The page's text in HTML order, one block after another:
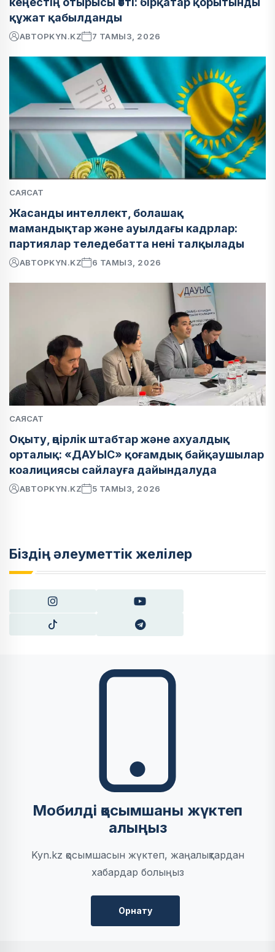
құжат қабылданды
АВТОРKYN.KZ 7 ТАМЫЗ, 2026
САЯСАТ
Жасанды интеллект, болашақ
мамандықтар және ауылдағы кадрлар:
партиялар теледебатта нені талқылады
АВТОРKYN.KZ 6 ТАМЫЗ, 2026
САЯСАТ
Оқыту, өңірлік штабтар және ахуалдық
орталық: «ДАУЫС» қоғамдық байқаушылар
коалициясы сайлауға дайындалуда
АВТОРKYN.KZ 5 ТАМЫЗ, 2026
Біздің әлеуметтік желілер
Мобилді қосымшаны жүктеп
алыңыз
Kyn.kz қосымшасын жүктеп, жаңалықтардан
хабардар болыңыз
Орнату